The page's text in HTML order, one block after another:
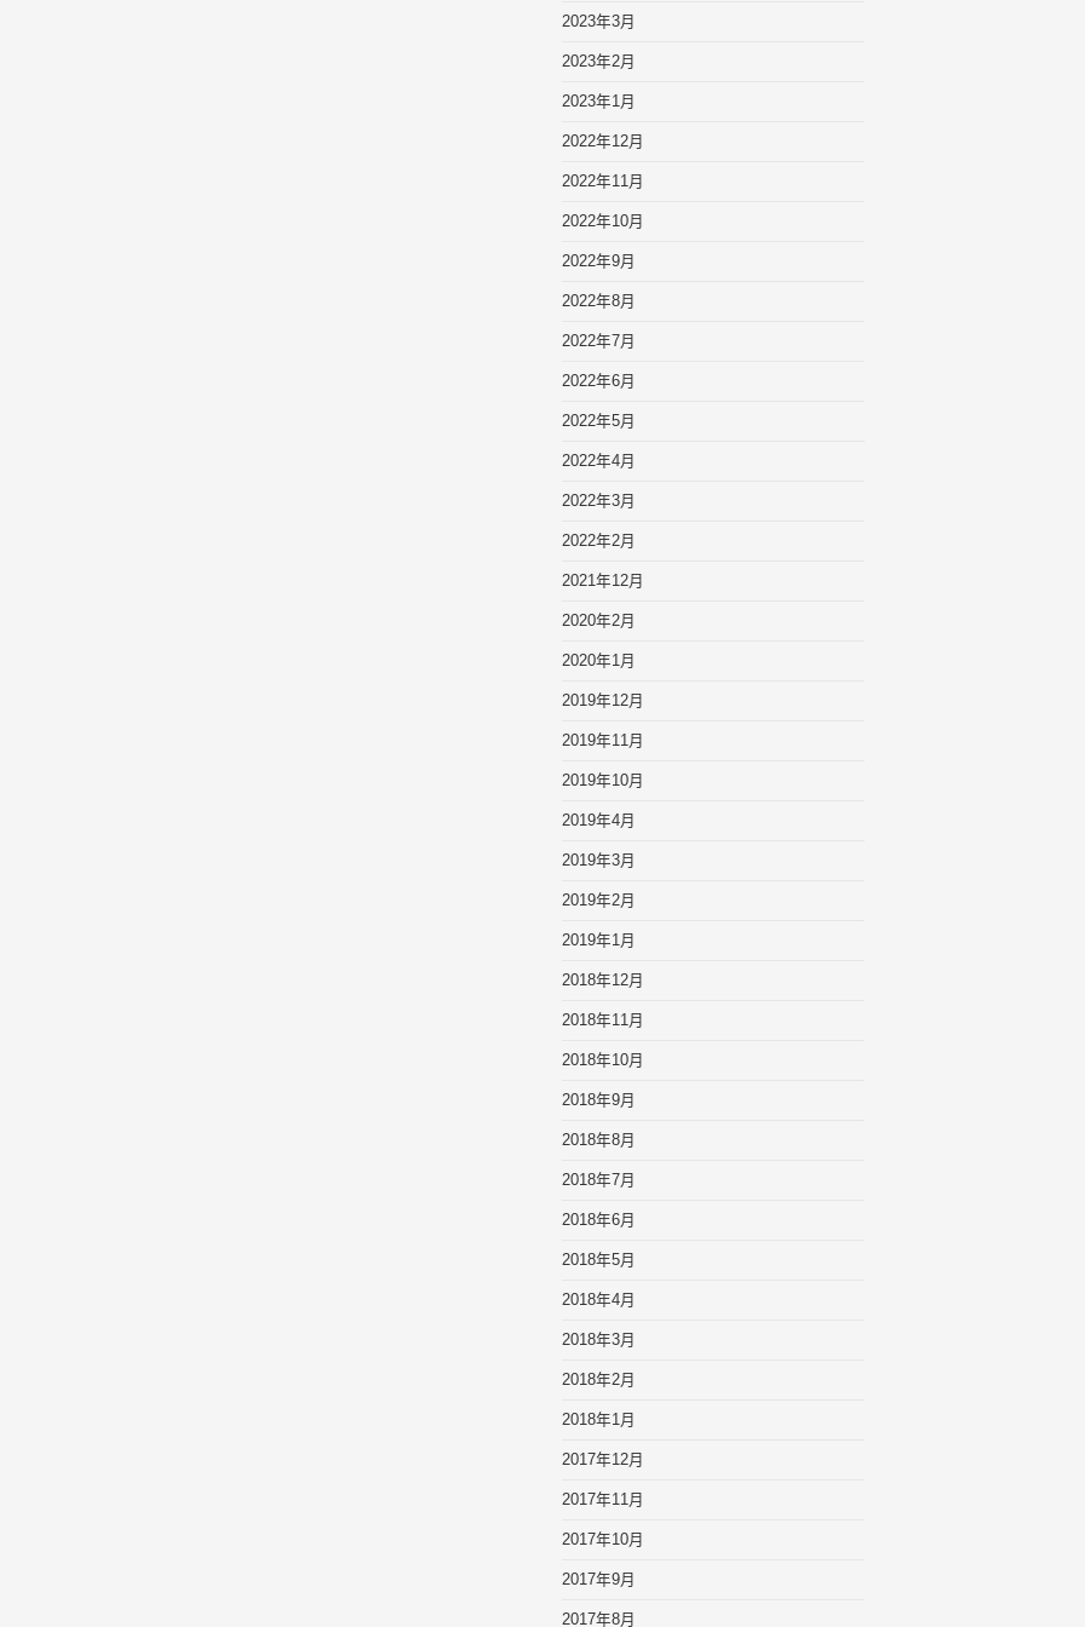
2023年3月
2023年2月
2023年1月
2022年12月
2022年11月
2022年10月
2022年9月
2022年8月
2022年7月
2022年6月
2022年5月
2022年4月
2022年3月
2022年2月
2021年12月
2020年2月
2020年1月
2019年12月
2019年11月
2019年10月
2019年4月
2019年3月
2019年2月
2019年1月
2018年12月
2018年11月
2018年10月
2018年9月
2018年8月
2018年7月
2018年6月
2018年5月
2018年4月
2018年3月
2018年2月
2018年1月
2017年12月
2017年11月
2017年10月
2017年9月
2017年8月